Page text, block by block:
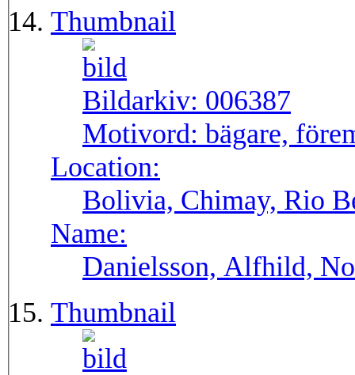
Thumbnail
Bildarkiv: 006387
Motivord: bägare,
Location:
Bolivia, Chimay, Rio
Name:
Danielsson, Alfhild,
Thumbnail